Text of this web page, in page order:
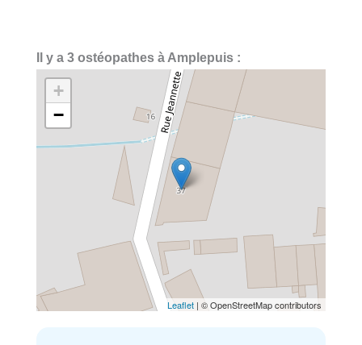
Il y a 3 ostéopathes à Amplepuis :
+
−
Leaflet | © OpenStreetMap contributors